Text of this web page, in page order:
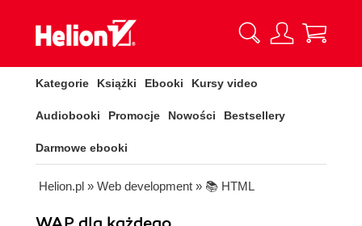
Kategorie Książki Ebooki Kursy video
Audiobooki Promocje Nowości Bestsellery
Darmowe ebooki
Helion.pl » Web development » 📚 HTML